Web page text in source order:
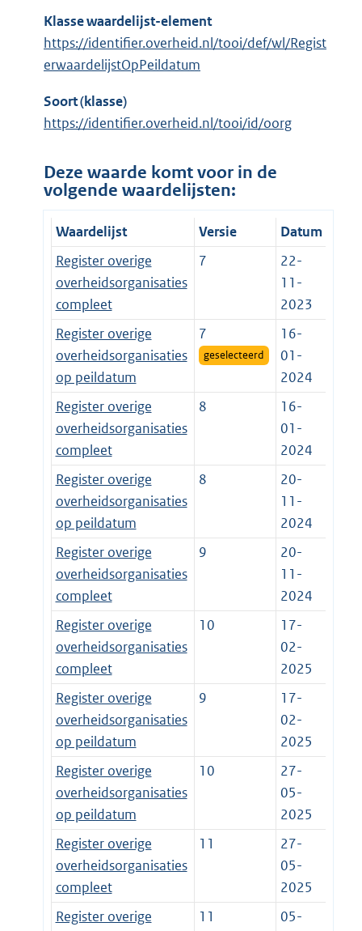
Klasse waardelijst-element
https://identifier.overheid.nl/tooi/def/wl/Regist
erwaardelijstOpPeildatum
Soort (klasse)
https://identifier.overheid.nl/tooi/id/oorg
Deze waarde komt voor in de
volgende waardelijsten:
Waardelijst Versie
Datum
Register overige
overheidsorganisaties
compleet
7
22-
11-
2023
Register overige
overheidsorganisaties
op peildatum
7
geselecteerd
16-
01-
2024
Register overige
overheidsorganisaties
compleet
8
16-
01-
2024
Register overige
overheidsorganisaties
op peildatum
8
20-
11-
2024
Register overige
overheidsorganisaties
compleet
9
20-
11-
2024
Register overige
overheidsorganisaties
compleet
10
17-
02-
2025
Register overige
overheidsorganisaties
op peildatum
9
17-
02-
2025
Register overige
overheidsorganisaties
op peildatum
10
27-
05-
2025
Register overige
overheidsorganisaties
compleet
11
27-
05-
2025
Register overige
11
05-